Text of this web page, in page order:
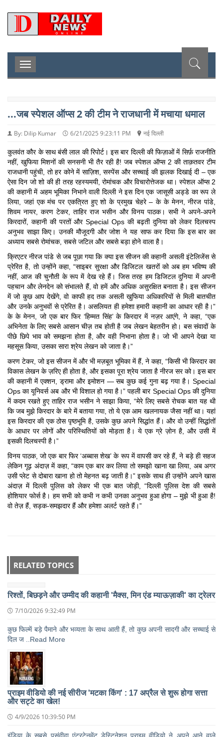
Toggle
navigation
...जब स्पेशल ऑप्स 2 की टीम ने राजधानी में मचाया धमाल
By: Dilip Kumar 6/21/2025 9:23:11 PM नई दिल्ली
कुलवंत कौर के साथ बंसी लाल की रिपोर्ट। इस बार दिल्ली की फिज़ाओं में सिर्फ़ राजनीति
नहीं, खुफिया मिशनों की सनसनी भी तैर रही है! जब स्पेशल ऑप्स 2 की ताक़तवर टीम
राजधानी पहुंची, तो हर कोने में साज़िश, सस्पेंस और सच्चाई की झलक दिखाई दी – एक
ऐसा दिन जो शो की ही तरह रहस्यमयी, रोमांचक और विचारोत्तेजक था। स्पेशल ऑप्स 2
की कहानी में अहम भूमिका निभाने वाली दिल्ली ने इस दिन एक जासूसी अड्डे का रूप ले
लिया, जहां एक मंच पर एकत्रित हुए शो के प्रमुख चेहरे – के के मेनन, नीरज पांडे,
शिवम नायर, करण टेकर, ताहिर राज भसीन और विनय पाठक। सभी ने अपने-अपने
किरदारों, कहानी की परतों और Special Ops की बढ़ती दुनिया को लेकर दिलचस्प
अनुभव साझा किए। उनकी मौजूदगी और जोश ने यह साफ कर दिया कि इस बार का
अध्याय सबसे रोमांचक, सबसे जटिल और सबसे बड़ा होने वाला है।
क्रिएटर नीरज पांडे से जब पूछा गया कि क्या इस सीजन की कहानी असली इंटेलिजेंस से
प्रेरित है, तो उन्होंने कहा, “साइबर सुरक्षा और डिजिटल खतरों को अब हम भविष्य की
नहीं, आज की चुनौती के रूप में देख रहे हैं। जिस तरह हम डिजिटल दुनिया में अपनी
पहचान और लेनदेन को संभालते हैं, वो हमें और अधिक असुरक्षित बनाता है। इस सीजन
में जो कुछ आप देखेंगे, वो काफी हद तक असली खुफिया अधिकारियों से मिली बातचीत
और उनके अनुभवों से प्रेरित है। असलियत ही हमेशा हमारी कहानी का आधार रही है।”
के के मेनन, जो एक बार फिर ‘हिम्मत सिंह’ के किरदार में नज़र आएंगे, ने कहा, “एक
अभिनेता के लिए सबसे आसान चीज़ तब होती है जब लेखन बेहतरीन हो। बस संवादों के
पीछे छिपे भाव को समझना होता है, और वही निभाना होता है। जो भी आपने देखा या
महसूस किया, उसका सारा श्रेय लेखन को जाता है।”
करण टेकर, जो इस सीजन में और भी मज़बूत भूमिका में हैं, ने कहा, “किसी भी किरदार का
विकास लेखन के ज़रिए ही होता है, और इसका पूरा श्रेय जाता है नीरज सर को। इस बार
की कहानी में एक्शन, ड्रामा और इमोशन — सब कुछ कई गुना बढ़ गया है। Special
Ops का यूनिवर्स अब और भी विशाल हो गया है।” पहली बार Special Ops की दुनिया
में कदम रखते हुए ताहिर राज भसीन ने साझा किया, “मेरे लिए सबसे रोचक बात यह थी
कि जब मुझे किरदार के बारे में बताया गया, तो ये एक आम खलनायक जैसा नहीं था। यहां
इस किरदार की एक ठोस पृष्ठभूमि है, उसके कुछ अपने सिद्धांत हैं। और वो उन्हीं सिद्धांतों
के आधार पर लोगों और परिस्थितियों को मोड़ता है। ये एक ग्रे ज़ोन है, और उसी में
इसकी दिलचस्पी है।”
विनय पाठक, जो एक बार फिर ‘अब्बास शेख’ के रूप में वापसी कर रहे हैं, ने बड़े ही सहज
लेकिन गूढ़ अंदाज़ में कहा, “काम एक बार कर लिया तो समझो खाना खा लिया, अब अगर
उसी प्लेट से दोबारा खाना हो तो मेहनत बढ़ जाती है।” इसके साथ ही उन्होंने अपने खास
अंदाज़ में दिल्ली पुलिस को लेकर भी एक बात जोड़ी, “दिल्ली पुलिस देश की सबसे
होशियार फोर्स है। हम सभी को कभी न कभी उनका अनुभव हुआ होगा – मुझे भी हुआ है!
वो तेज़ हैं, सड़क-समझदार हैं और हमेशा अलर्ट रहते हैं।”
RELATED TOPICS
रिश्तों, बिछड़ने और उम्मीद की कहानी 'मैक्स, मिन एंड म्याऊज़ाकी' का ट्रेलर
7/10/2026 9:32:49 PM
कुछ फिल्में बड़े पैमाने और भव्यता के साथ आती हैं, तो कुछ अपनी सादगी और सच्चाई से
दिल ज ..Read More
प्राइम वीडियो की नई सीरीज 'मटका किंग' : 17 अप्रैल से शुरू होगा सत्ता
और सट्टे का खेल!
4/9/2026 10:39:50 PM